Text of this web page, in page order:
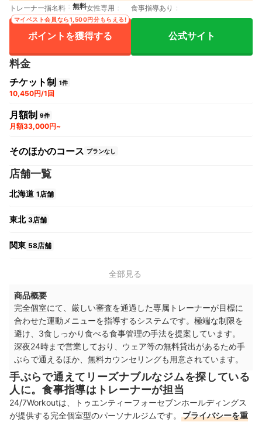
トレーナー指名料 無料女性専用 食事指導あり
ポイントを獲得する
マイベスト会員なら1,500円分もらえる!
公式サイト
料金
チケット制 1件
10,450円/1回
月額制 9件
月額33,000円~
そのほかのコース プランなし
店舗一覧
北海道 1店舗
東北 3店舗
関東 58店舗
関西 12店舗
中国・四国 3店舗
九州・沖縄 6店舗
全部見る
商品概要
完全個室にて、厳しい審査を通過した専属トレーナーが目標に
合わせた運動メニューを指導するシステムです。極端な制限を
避け、3食しっかり食べる食事管理の手法を提案しています。
深夜24時まで営業しており、ウェア等の無料貸出があるため手
ぶらで通えるほか、無料カウンセリングも用意されています。
手ぶらで通えてリーズナブルなジムを探している
人に。食事指導はトレーナーが担当
24/7Workoutは、トゥエンティーフォーセブンホールディングス
が提供する完全個室型のパーソナルジムです。
プライバシーを重